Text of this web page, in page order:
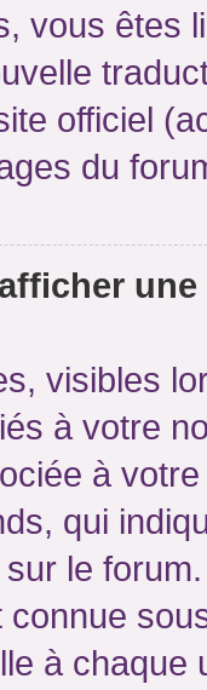
vous êtes
officiel
du
visibles
à votre
à
qui
le
à chaque